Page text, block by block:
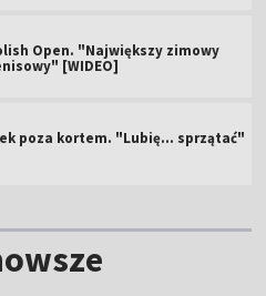
Open. "Największy zimowy
[WIDEO]
poza kortem. "Lubię... sprzątać"